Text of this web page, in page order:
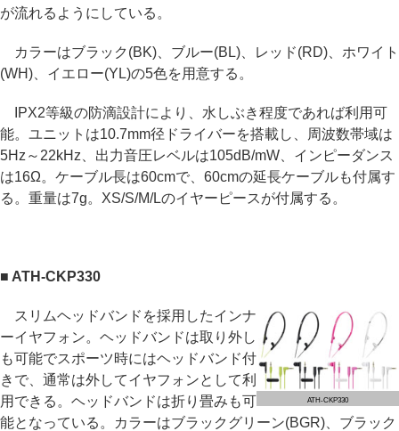
が流れるようにしている。
カラーはブラック(BK)、ブルー(BL)、レッド(RD)、ホワイト
(WH)、イエロー(YL)の5色を用意する。
IPX2等級の防滴設計により、水しぶき程度であれば利用可
能。ユニットは10.7mm径ドライバーを搭載し、周波数帯域は
5Hz～22kHz、出力音圧レベルは105dB/mW、インピーダンス
は16Ω。ケーブル長は60cmで、60cmの延長ケーブルも付属す
る。重量は7g。XS/S/M/Lのイヤーピースが付属する。
■ ATH-CKP330
ATH-CKP330
スリムヘッドバンドを採用したインナ
ーイヤフォン。ヘッドバンドは取り外し
も可能でスポーツ時にはヘッドバンド付
きで、通常は外してイヤフォンとして利
用できる。ヘッドバンドは折り畳みも可
能となっている。カラーはブラックグリーン(BGR)、ブラック